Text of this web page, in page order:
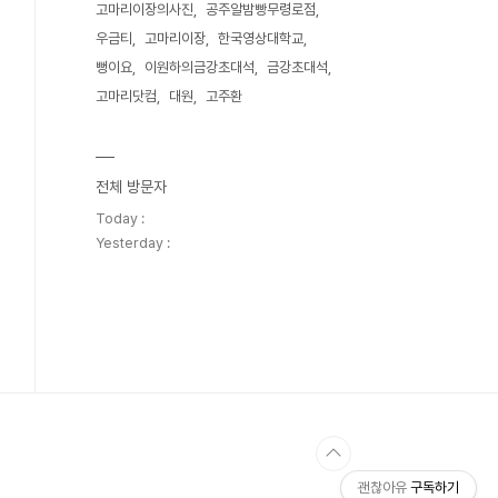
고마리이장의사진
공주알밤빵무령로점
우금티
고마리이장
한국영상대학교
뻥이요
이원하의금강초대석
금강초대석
고마리닷컴
대원 고주환
전체 방문자
Today :
Yesterday :
괜찮아유 구독하기